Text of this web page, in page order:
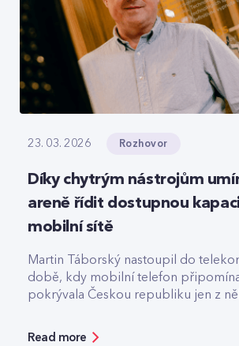
23. 03. 2026 Rozhovor
Díky chytrým nástrojům
areně řídit dostupnou
mobilní sítě
Martin Táborský nastoupil do
době, kdy mobilní telefon
pokrývala Českou republiku jen z
za špičkovou kvalitu a optimalizaci
Read more